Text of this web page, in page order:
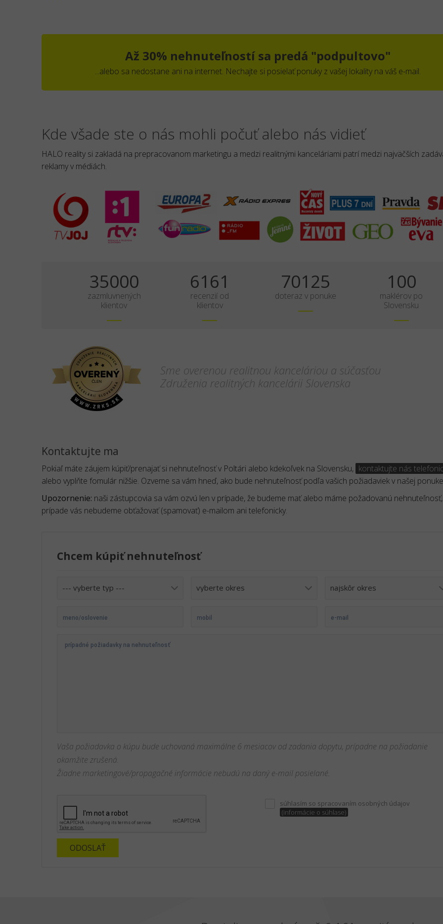
Až 30% nehnuteľností sa predá "podpultovo"
...alebo sa nedostane ani na internet. Nechajte si posielať ponuky z vašej lokality na váš e-mail.
Kde všade ste o nás mohli počuť alebo nás vidieť
HALO reality si zakladá na prepracovanom marketingu a medzi realitnými kanceláriami patrí medzi najväčších
reklamy v médiách.
35000
zazmluvnených
klientov
6161
recenzií od
klientov
70125
doteraz v ponuke
100
maklérov po
Slovensku
Sme overenou realitnou kanceláriou a súčasťou
Združenia realitných kancelárii Slovenska
Kontaktujte ma
Pokiaľ máte záujem kúpiť/prenajať si nehnuteľnosť v Poltári alebo kdekoľvek na Slovensku, kontaktujte nás
alebo vyplňte fomulár nižšie. Ozveme sa vám hneď, ako bude nehnuteľnosť podľa vašich požiadaviek v našej
Upozornenie: naši zástupcovia sa vám ozvú len v prípade, že budeme mať alebo máme požadovanú
prípade vás nebudeme obťažovať (spamovať) e-mailom ani telefonicky.
Chcem kúpiť nehnuteľnosť
Vaša požiadavka o kúpu bude uchovaná maximálne 6 mesiacov od zadania dopytu, prípadne na požiadanie
okamžite zrušená.
Žiadne marketingové/propagačné informácie nebudú na daný e-mail posielané.
súhlasím so spracovaním osobných údajov
(informácie o súhlase)
ODOSLAŤ